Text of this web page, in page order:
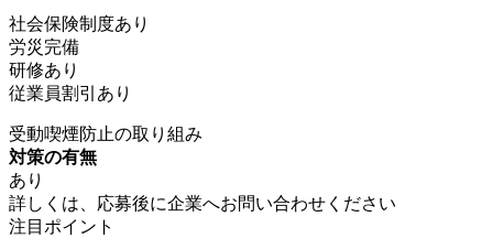
社会保険制度あり
労災完備
研修あり
従業員割引あり
受動喫煙防止の取り組み
対策の有無
あり
詳しくは、応募後に企業へお問い合わせください
注目ポイント